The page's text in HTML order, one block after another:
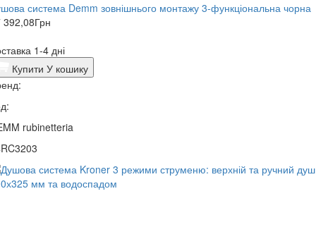
система Demm зовнішнього монтажу 3-функціональна чорна
392,08Грн
1-4 дні
Купити У кошику
rubinetteria